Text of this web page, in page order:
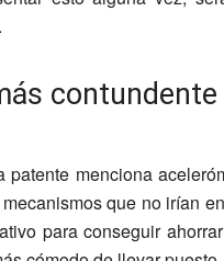
patente menciona
que no irían
para conseguir